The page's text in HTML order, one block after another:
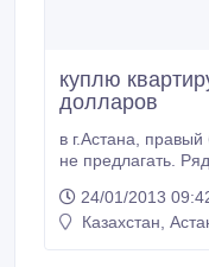
куплю
долларов
в г.Астана, правый берег, первый и последний этаж
не предлагать.
24/01/2013
Казахстан,